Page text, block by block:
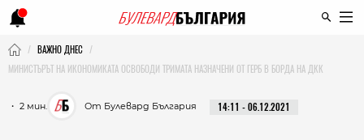
ВАЖНО ДНЕС
МИНИСТЪРЪТ НА ИКОНОМИКАТА ОСВОБОДИ ТРИМАТА НАЗНАЧЕНИ ОТ ГЕРБ В БОРДА НА ДКК
・ 2 мин. От Булевард България 14:11 - 06.12.2021